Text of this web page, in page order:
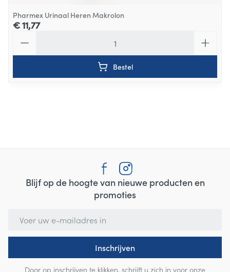
Pharmex Urinaal Heren Makrolon
€ 11,77
Bestel
Blijf op de hoogte van nieuwe producten en
promoties
Inschrijven
Door op inschrijven te klikken, schrijft u zich in voor onze